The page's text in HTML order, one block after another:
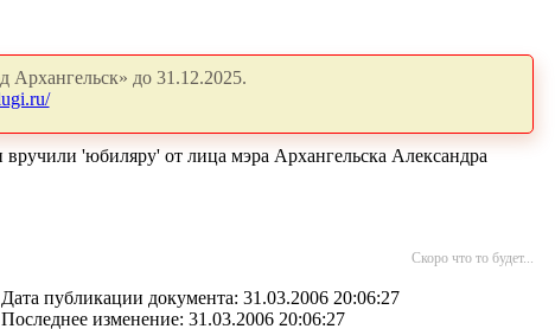
Архангельск» до 31.12.2025.
'юбиляру' от лица мэра Архангельска Александра
Скоро что то будет...
Дата публикации документа: 31.03.2006 20:06:27
Последнее изменение: 31.03.2006 20:06:27